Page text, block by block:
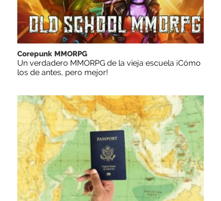
Corepunk MMORPG
Un verdadero MMORPG de la vieja escuela ¡Cómo
los de antes, pero mejor!